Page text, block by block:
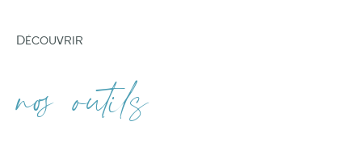
découvrir
nos outils